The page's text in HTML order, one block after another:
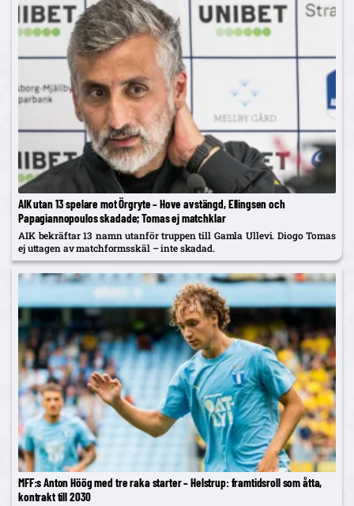
AIK utan 13 spelare mot Örgryte – Hove avstängd, Ellingsen och
Papagiannopoulos skadade; Tomas ej matchklar
AIK bekräftar 13 namn utanför truppen till Gamla Ullevi. Diogo Tomas
ej uttagen av matchformsskäl – inte skadad.
MFF:s Anton Höög med tre raka starter – Helstrup: framtidsroll som åtta,
kontrakt till 2030